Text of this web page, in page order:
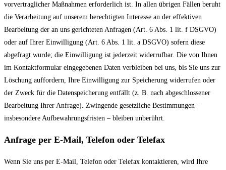
vorvertraglicher Maßnahmen erforderlich ist. In allen übrigen Fällen beruht
die Verarbeitung auf unserem berechtigten Interesse an der effektiven
Bearbeitung der an uns gerichteten Anfragen (Art. 6 Abs. 1 lit. f DSGVO)
oder auf Ihrer Einwilligung (Art. 6 Abs. 1 lit. a DSGVO) sofern diese
abgefragt wurde; die Einwilligung ist jederzeit widerrufbar. Die von Ihnen
im Kontaktformular eingegebenen Daten verbleiben bei uns, bis Sie uns zur
Löschung auffordern, Ihre Einwilligung zur Speicherung widerrufen oder
der Zweck für die Datenspeicherung entfällt (z. B. nach abgeschlossener
Bearbeitung Ihrer Anfrage). Zwingende gesetzliche Bestimmungen –
insbesondere Aufbewahrungsfristen – bleiben unberührt.
Anfrage per E-Mail, Telefon oder Telefax
Wenn Sie uns per E-Mail, Telefon oder Telefax kontaktieren, wird Ihre